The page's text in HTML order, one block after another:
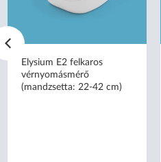
Elysium E2 felkaros
vérnyomásmérő
(mandzsetta: 22-42 cm)